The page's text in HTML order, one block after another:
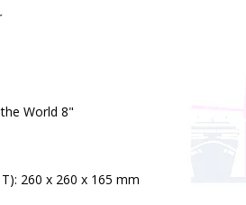
World 8"
260 x 260 x 165 mm